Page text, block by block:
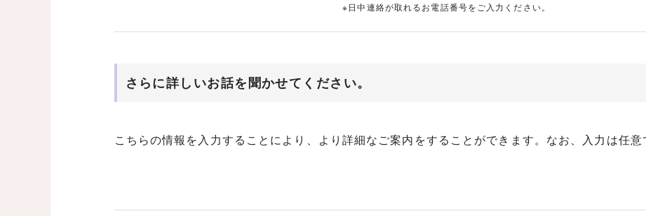
※日中連絡が取れるお電話番号をご入力ください。
さらに詳しいお話を聞かせてください。
こちらの情報を入力することにより、より詳細なご案内をすることができます。なお、入力は任意